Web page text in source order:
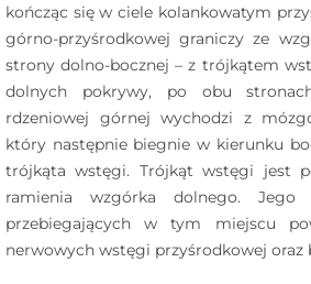
kończąc się w ciele kolankowatym
górno-przyśrodkowej graniczy ze
strony dolno-bocznej – z trójkątem
dolnych pokrywy, po obu stronach
rdzeniowej górnej wychodzi z
który następnie biegnie w kierunku
trójkąta wstęgi. Trójkąt wstęgi jest
ramienia wzgórka dolnego. Jego
przebiegających w tym miejscu
nerwowych wstęgi przyśrodkowej oraz